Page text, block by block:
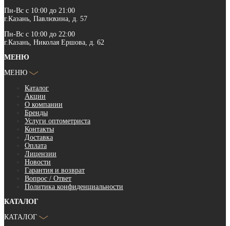
Пн-Вс с 10:00 до 21:00
г.Казань, Павлюхина, д. 57
Пн-Вс с 10:00 до 22:00
г.Казань, Николая Ершова, д. 62
МЕНЮ
МЕНЮ
Каталог
Акции
О компании
Бренды
Услуги оптометриста
Контакты
Доставка
Оплата
Лицензии
Новости
Гарантия и возврат
Вопрос / Ответ
Политика конфиденциальности
КАТАЛОГ
КАТАЛОГ